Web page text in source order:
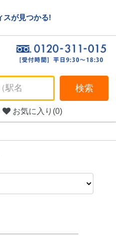
スが見つかる!
検索
お気に入り (0)